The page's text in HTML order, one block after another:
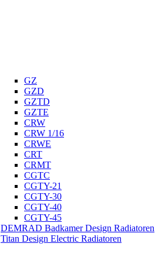
GZ
GZD
GZTD
GZTE
CRW
CRW 1/16
CRWE
CRT
CRMT
CGTC
CGTY-21
CGTY-30
CGTY-40
CGTY-45
DEMRAD Badkamer Design Radiatoren
Titan Design Electric Radiatoren